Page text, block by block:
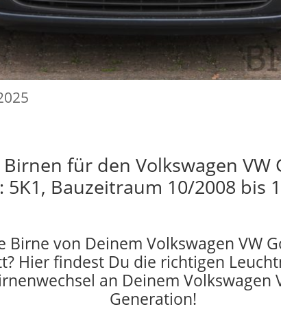
für den Volkswagen VW
5K1, Bauzeitraum 10/2008 bis
Birne von Deinem Volkswagen VW
Hier findest Du die richtigen
an Deinem Volkswagen
Generation!